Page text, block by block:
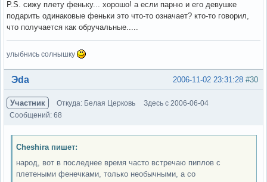
P.S. сижу плету феньку... хорошо! а если парню и его девушке
подарить одинаковые феньки это что-то означает? кто-то говорил,
что получается как обручальные.....
улыбнись солнышку
Вне форума #30
2006-11-02 23:31:28
Эda
Участник Откуда: Белая Церковь
Здесь с 2006-06-04
Сообщений: 68
Cheshira пишет:
народ, вот в последнее время часто встречаю пиплов с
плетеными фенечками, только необычными, а со